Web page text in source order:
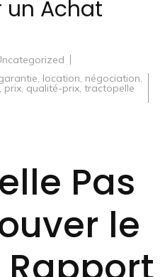
un Achat
, location, négociation,
,prix, qualité-prix, tractopelle
Pas
le